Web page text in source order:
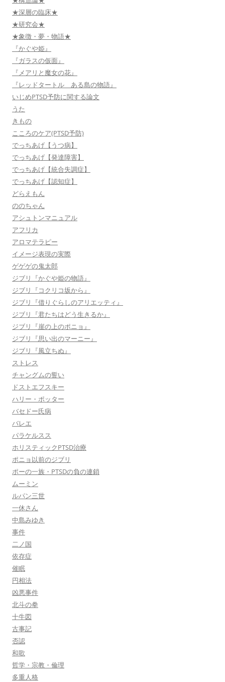
★深層の臨床★
★研究会★
★象徴・夢・物語★
『かぐや姫』
『ガラスの仮面』
『メアリと魔女の花』
『レッドタートル ある島の物語』
いじめPTSD予防に関する論文
うた
きもの
こころのケア(PTSD予防)
でっちあげ【うつ病】
でっちあげ【発達障害】
でっちあげ【統合失調症】
でっちあげ【認知症】
どらえもん
ののちゃん
アシュトンマニュアル
アフリカ
アロマテラピー
イメージ表現の実際
ゲゲゲの鬼太郎
ジブリ『かぐや姫の物語』
ジブリ『コクリコ坂から』
ジブリ『借りぐらしのアリエッティ』
ジブリ『君たちはどう生きるか』
ジブリ『崖の上のポニョ』
ジブリ『思い出のマーニー』
ジブリ『風立ちぬ』
ストレス
チャングムの誓い
ドストエフスキー
ハリー・ポッター
バセドー氏病
バレエ
パラケルスス
ホリスティックPTSD治療
ポニョ以前のジブリ
ポーの一族・PTSDの負の連鎖
ムーミン
ルパン三世
一休さん
中島みゆき
事件
二ノ国
依存症
催眠
円相法
凶悪事件
北斗の拳
十牛図
古事記
否認
和歌
哲学・宗教・倫理
多重人格